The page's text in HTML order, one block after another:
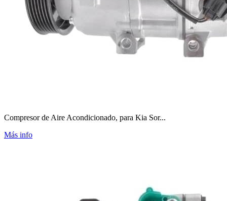
Compresor de Aire Acondicionado, para Kia Sor...
Más info